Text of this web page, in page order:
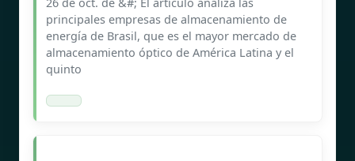
principales empresas de almacenamiento de
energía de Brasil, que es el mayor mercado de
almacenamiento óptico de América Latina y el
quinto